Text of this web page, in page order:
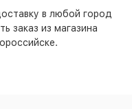
в любой город
заказ из магазина